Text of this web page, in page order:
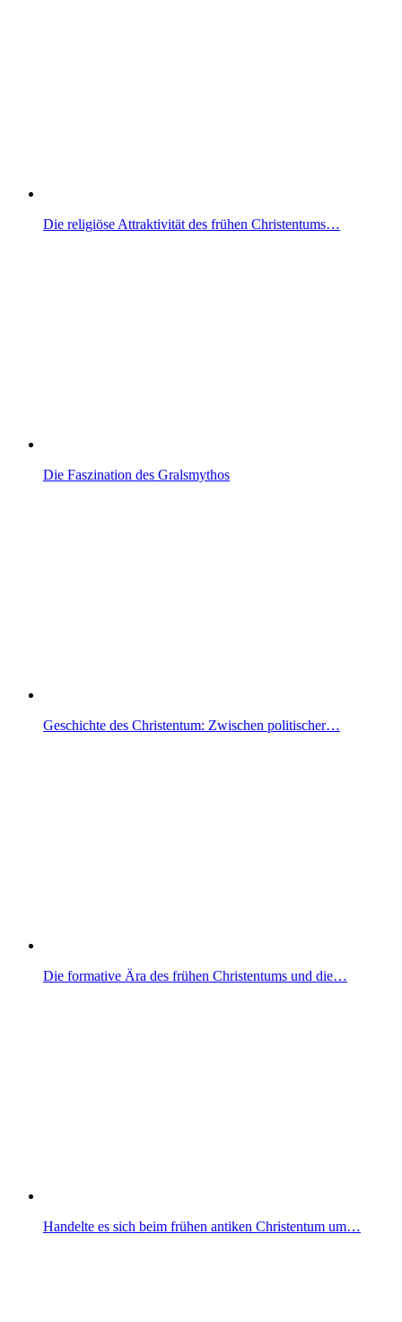
Die religiöse Attraktivität des frühen Christentums…
Die Faszination des Gralsmythos
Geschichte des Christentum: Zwischen politischer…
Die formative Ära des frühen Christentums und die…
Handelte es sich beim frühen antiken Christentum um…